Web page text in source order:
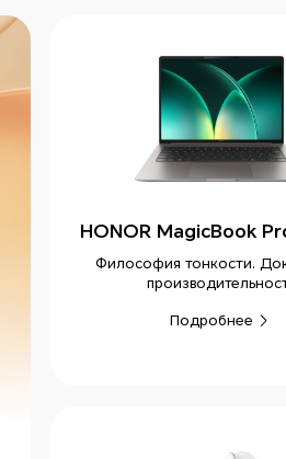
HONOR MagicBook
Философия тонкости.
Подробнее